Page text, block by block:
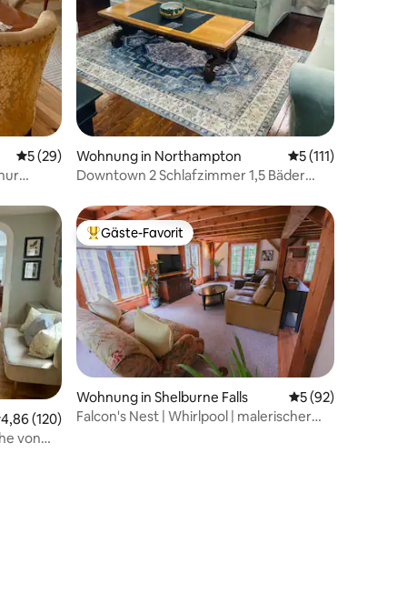
Durchschnittliche Bewertung: 5 von 5, 29 Bewertungen
5 (29)
Wohnung in Northampton Durchschnittliche
5 (111)
Downtown 2 Schlafzimmer 1,5 Bäder
Bewertung: 4,86 von 5, 120 Bewertungen
4,86 (120)
von
Beliebter Gäste-Favorit.
Gäste-Favorit
Wohnung in Shelburne Falls Durchschnittliche
5 (92)
Falcon's Nest | Whirlpool | malerischer